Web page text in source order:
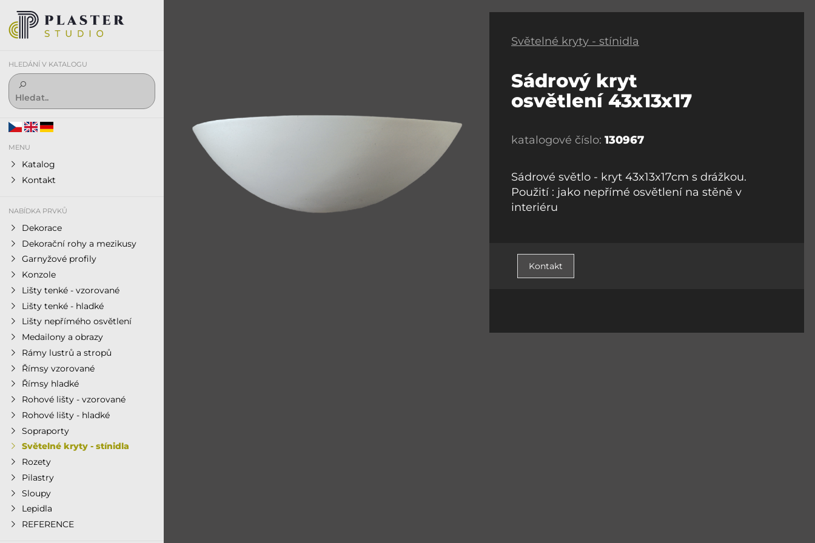
HLEDÁNÍ V KATALOGU
MENU
Katalog
Kontakt
NABÍDKA PRVKŮ
Dekorace
Dekorační rohy a mezikusy
Garnyžové profily
Konzole
Lišty tenké - vzorované
Lišty tenké - hladké
Lišty nepřímého osvětlení
Medailony a obrazy
Rámy lustrů a stropů
Římsy vzorované
Římsy hladké
Rohové lišty - vzorované
Rohové lišty - hladké
Sopraporty
Světelné kryty - stínidla
Rozety
Pilastry
Sloupy
Lepidla
REFERENCE
Světelné kryty - stínidla
Sádrový kryt
osvětlení 43x13x17
katalogové číslo: 130967
Sádrové světlo - kryt 43x13x17cm s drážkou.
Použití : jako nepřímé osvětlení na stěně v
interiéru
Kontakt